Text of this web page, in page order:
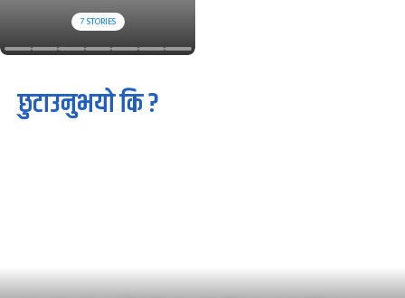
7STORIES
छुटाउनुभयो कि ?